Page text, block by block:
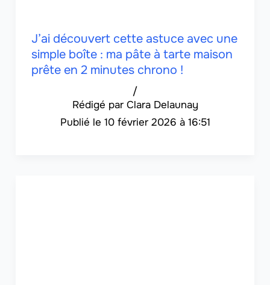
J’ai découvert cette astuce avec une
simple boîte : ma pâte à tarte maison
prête en 2 minutes chrono !
Clara Delaunay
/
10 février 2026 à 16:51